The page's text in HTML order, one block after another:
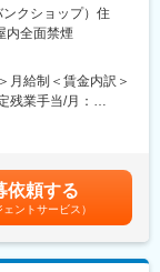
頂いております。
リン給油ステーシ
・豊かにするため
ます。
クショップ）住
内全面禁煙
月給制＜賃金内訳＞
残業手当/月：
支給されます。※上
です。賞与：年2回
センティブや特別賞
給を実施） 賃金は
下する可能性があ
依頼する
ェントサービス）